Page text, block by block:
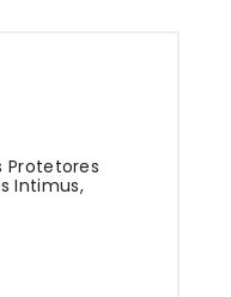
Protetores
Intimus,